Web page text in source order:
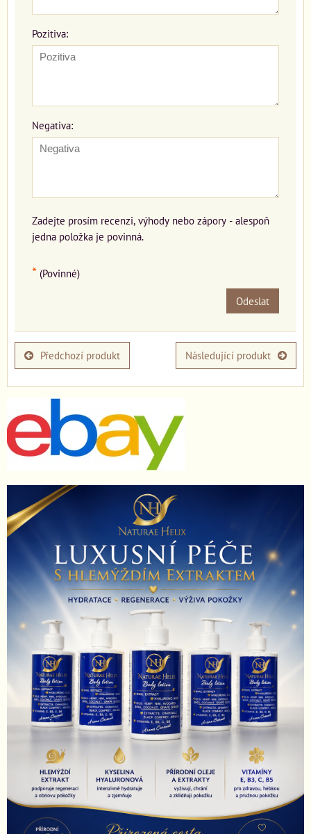
Pozitiva:
Negativa:
Zadejte prosím recenzi, výhody nebo zápory - alespoň
jedna položka je povinná.
* (Povinné)
Odeslat
Předchozí produkt Následující produkt